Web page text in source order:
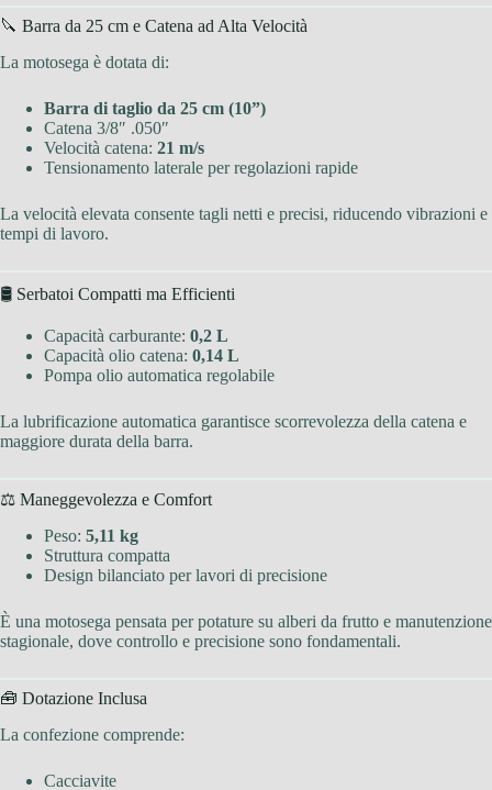
🔪 Barra da 25 cm e Catena ad Alta Velocità
La motosega è dotata di:
Barra di taglio da 25 cm (10”)
Catena 3/8″ .050″
Velocità catena: 21 m/s
Tensionamento laterale per regolazioni rapide
La velocità elevata consente tagli netti e precisi, riducendo vibrazioni e
tempi di lavoro.
🛢 Serbatoi Compatti ma Efficienti
Capacità carburante: 0,2 L
Capacità olio catena: 0,14 L
Pompa olio automatica regolabile
La lubrificazione automatica garantisce scorrevolezza della catena e
maggiore durata della barra.
⚖️ Maneggevolezza e Comfort
Peso: 5,11 kg
Struttura compatta
Design bilanciato per lavori di precisione
È una motosega pensata per potature su alberi da frutto e manutenzione
stagionale, dove controllo e precisione sono fondamentali.
🧰 Dotazione Inclusa
La confezione comprende:
Cacciavite